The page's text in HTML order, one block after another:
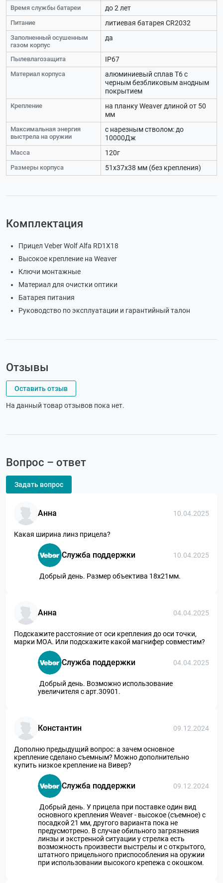
Время службы батареи до 2 лет
Питание литиевая батарея CR2032
Заполненный осушенным
газом корпус
да
Пылевлагозащита IP67
Материал корпуса
алюминиевый сплав Т6 с
черным безбликовым анодным
покрытием
Крепление
на планку Weaver длиной от 50
мм
Максимальная энергия
выстрела на оружии
с нарезным стволом: до
10000Дж
Масса 120г
Размеры корпуса 51х37х38 мм (без крепления)
Комплектация
Прицел Veber Wolf Alfa RD1X18
Высокое крепление на Weaver
Ключи монтажные
Материал для очистки оптики
Батарея питания
Руководство по эксплуатации и гарантийный талон
Отзывы
Оставить отзыв
На данный товар отзывов пока нет.
Вопрос – ответ
Задать вопрос
Анна 10.04.2025
Какая ширина линз прицела?
Служба поддержки 10.04.2025
Добрый день. Размер объектива 18х21мм.
Анна 04.04.2025
Подскажите расстояние от оси крепления до оси точки,
марки МОА. Или подскажите какой магнифер совместим?
Служба поддержки 04.04.2025
Добрый день. Возможно использование
увеличителя с арт.30901.
Константин 09.12.2024
Дополню предыдущий вопрос: а зачем основное
крепление сделано съемным? Можно дополнительно
купить низкое крепление на Вивер?
Служба поддержки 09.12.2024
Добрый день. У прицела при поставке один вид
основного крепления Weaver - высокое (съемное) с
посадкой 21 мм, другого варианта пока не
предусмотрено. В случае обильного загрязнения
линзы и экстренной ситуации у стрелка есть
возможность произвести выстрелы и с открытого,
штатного прицельного приспособления на оружии
при использовании высокого крепежа с окошком.